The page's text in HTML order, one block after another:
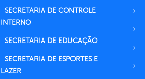
SECRETARIA DE CONTROLE
INTERNO
SECRETARIA DE EDUCAÇÃO
SECRETARIA DE ESPORTES E
LAZER